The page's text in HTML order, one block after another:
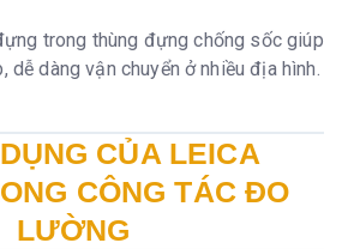
trong thùng đựng chống sốc giúp
dàng vận chuyển ở nhiều địa hình.
CỦA LEICA
CÔNG TÁC ĐO
LƯỜNG